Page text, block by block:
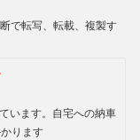
で転写、転載、複製す
います。自宅への納車
ります